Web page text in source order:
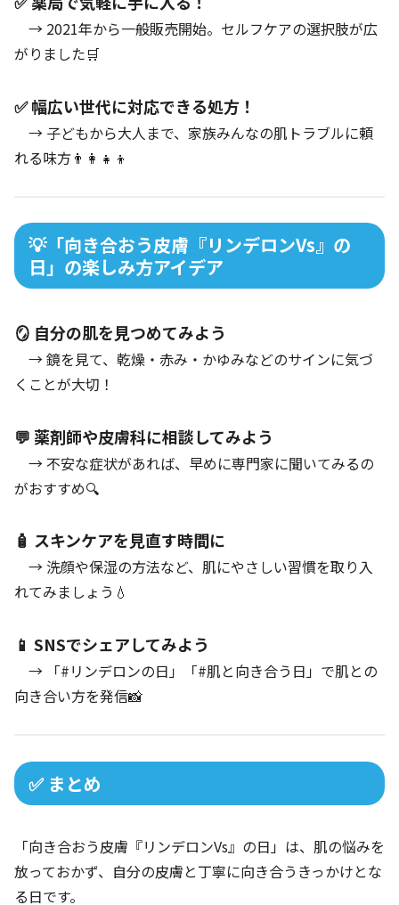
→ 2021年から一般販売開始。セルフケアの選択肢が広
がりました🛒
✅ 幅広い世代に対応できる処方！
→ 子どもから大人まで、家族みんなの肌トラブルに頼
れる味方👨‍👩‍👧‍👦
💡「向き合おう皮膚『リンデロンVs』の
日」の楽しみ方アイデア
🪞 自分の肌を見つめてみよう
→ 鏡を見て、乾燥・赤み・かゆみなどのサインに気づ
くことが大切！
💬 薬剤師や皮膚科に相談してみよう
→ 不安な症状があれば、早めに専門家に聞いてみるの
がおすすめ🔍
🧴 スキンケアを見直す時間に
→ 洗顔や保湿の方法など、肌にやさしい習慣を取り入
れてみましょう💧
📱 SNSでシェアしてみよう
→ 「#リンデロンの日」「#肌と向き合う日」で肌との
向き合い方を発信📸
✅ まとめ
「向き合おう皮膚『リンデロンVs』の日」は、肌の悩みを
放っておかず、自分の皮膚と丁寧に向き合うきっかけとな
る日です。